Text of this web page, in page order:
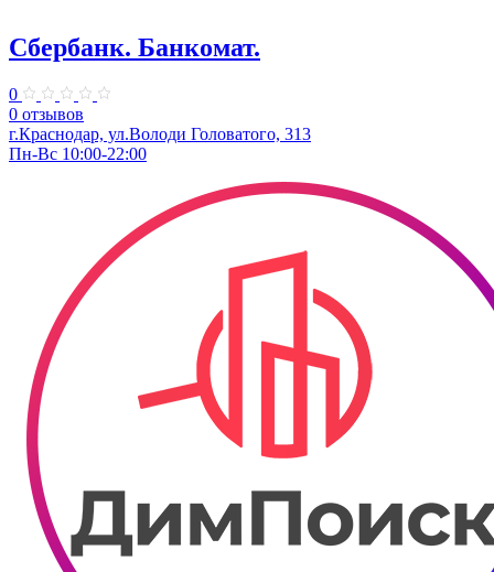
Сбербанк. Банкомат.
0
0 отзывов
г.Краснодар, ул.​Володи Головатого, 313
Пн-Вс 10:00-22:00